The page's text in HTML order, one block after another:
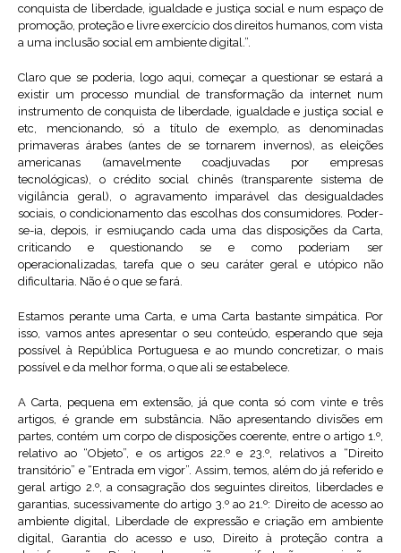
conquista de liberdade, igualdade e justiça social e num espaço de
promoção, proteção e livre exercício dos direitos humanos, com vista
a uma inclusão social em ambiente digital.”.
Claro que se poderia, logo aqui, começar a questionar se estará a
existir um processo mundial de transformação da internet num
instrumento de conquista de liberdade, igualdade e justiça social e
etc, mencionando, só a título de exemplo, as denominadas
primaveras árabes (antes de se tornarem invernos), as eleições
americanas (amavelmente coadjuvadas por empresas
tecnológicas), o crédito social chinês (transparente sistema de
vigilância geral), o agravamento imparável das desigualdades
sociais, o condicionamento das escolhas dos consumidores. Poder-
se-ia, depois, ir esmiuçando cada uma das disposições da Carta,
criticando e questionando se e como poderiam ser
operacionalizadas, tarefa que o seu caráter geral e utópico não
dificultaria. Não é o que se fará.
Estamos perante uma Carta, e uma Carta bastante simpática. Por
isso, vamos antes apresentar o seu conteúdo, esperando que seja
possível à República Portuguesa e ao mundo concretizar, o mais
possível e da melhor forma, o que ali se estabelece.
A Carta, pequena em extensão, já que conta só com vinte e três
artigos, é grande em substância. Não apresentando divisões em
partes, contém um corpo de disposições coerente, entre o artigo 1.º,
relativo ao “Objeto”, e os artigos 22.º e 23.º, relativos a “Direito
transitório” e “Entrada em vigor”. Assim, temos, além do já referido e
geral artigo 2.º, a consagração dos seguintes direitos, liberdades e
garantias, sucessivamente do artigo 3.º ao 21.º: Direito de acesso ao
ambiente digital, Liberdade de expressão e criação em ambiente
digital, Garantia do acesso e uso, Direito à proteção contra a